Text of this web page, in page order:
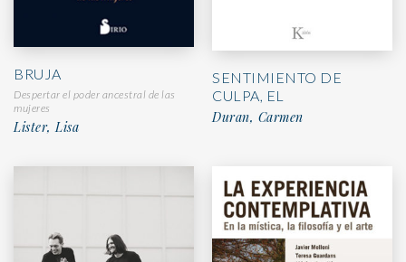
BRUJA
Despertar el poder ancestral de las
mujeres
Lister, Lisa
SENTIMIENTO DE
CULPA, EL
Duran, Carmen